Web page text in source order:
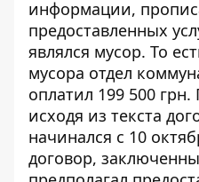
информации,
предоставленных
являлся мусор. То
мусора отдел
оплатил 199 500
исходя из текста
начинался с 10
договор,